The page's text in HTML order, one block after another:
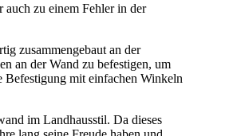
auch zu einem Fehler in der
zusammengebaut an der
an der Wand zu befestigen, um
Befestigung mit einfachen Winkeln
im Landhausstil. Da dieses